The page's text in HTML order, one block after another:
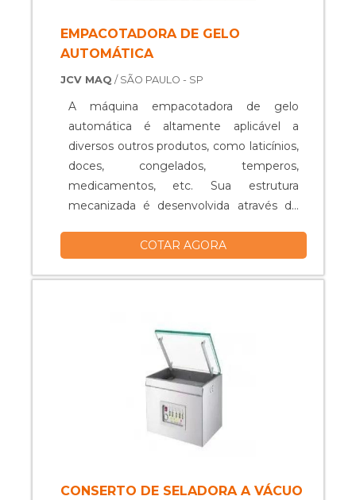
EMPACOTADORA DE GELO
AUTOMÁTICA
JCV MAQ / SÃO PAULO - SP
A máquina empacotadora de gelo
automática é altamente aplicável a
diversos outros produtos, como laticínios,
doces, congelados, temperos,
medicamentos, etc. Sua estrutura
mecanizada é desenvolvida através de
velocidade, montando até 80 pacotes
a linha de produção de inúmeras
incomparáveis,o produto conta com ....
COTAR AGORA
CONSERTO DE SELADORA A VÁCUO